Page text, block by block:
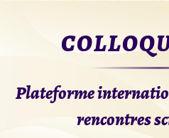
Plateforme
rencontres